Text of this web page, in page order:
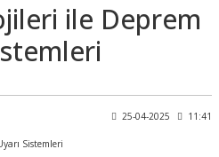
ile Deprem
25-04-2025 11:41